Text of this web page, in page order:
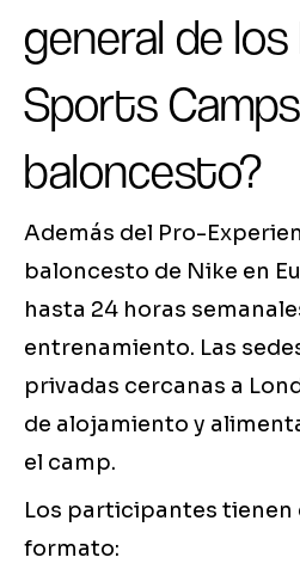
general de los
Sports
baloncesto?
Además del Pro-
baloncesto de Nike en
hasta 24 horas
entrenamiento. Las
privadas cercanas a
de alojamiento y
el camp.
Los participantes tienen
formato: